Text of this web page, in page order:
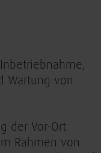
Wartung von
der Vor-Ort
Rahmen von